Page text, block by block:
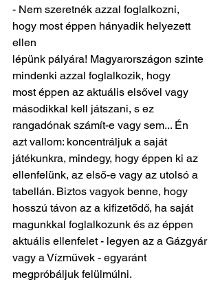
- Nem szeretnék azzal foglalkozni,
hogy most éppen hányadik helyezett
ellen
lépünk pályára! Magyarországon szinte
mindenki azzal foglalkozik, hogy
most éppen az aktuális elsővel vagy
másodikkal kell játszani, s ez
rangadónak számít-e vagy sem... Én
azt vallom: koncentráljuk a saját
játékunkra, mindegy, hogy éppen ki az
ellenfelünk, az első-e vagy az utolsó a
tabellán. Biztos vagyok benne, hogy
hosszú távon az a kifizetődő, ha saját
magunkkal foglalkozunk és az éppen
aktuális ellenfelet - legyen az a Gázgyár
vagy a Vízművek - egyaránt
megpróbáljuk felülmúlni.